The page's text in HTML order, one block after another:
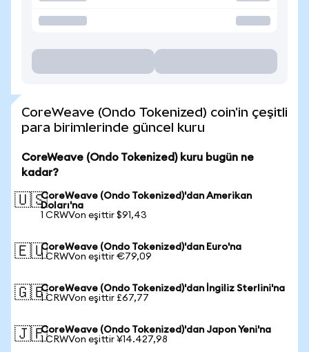
CoreWeave (Ondo Tokenized) coin'in çeşitli
para birimlerinde güncel kuru
CoreWeave (Ondo Tokenized) kuru bugün ne
kadar?
🇺🇸CoreWeave (Ondo Tokenized)'dan Amerikan
Doları'na
1 CRWVon eşittir $91,43
🇪🇺CoreWeave (Ondo Tokenized)'dan Euro'na
1 CRWVon eşittir €79,09
🇬🇧CoreWeave (Ondo Tokenized)'dan İngiliz Sterlini'na
1 CRWVon eşittir £67,77
🇯🇵CoreWeave (Ondo Tokenized)'dan Japon Yeni'na
1 CRWVon eşittir ¥14.427,98